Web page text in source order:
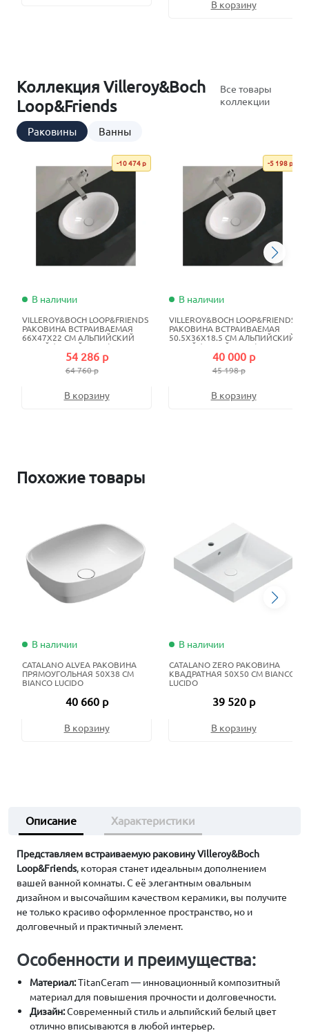
В корзину
Коллекция Villeroy&Boch
Loop&Friends
Все товары
коллекции
Раковины Ванны
-10 474 р
В наличии
VILLEROY&BOCH LOOP&FRIENDS
РАКОВИНА ВСТРАИВАЕМАЯ
66X47X22 СМ АЛЬПИЙСКИЙ
БЕЛЫЙ (БЕЛЫЙ ALPIN)
54 286 р
64 760 р
В корзину
-5 198 р
В наличии
VILLEROY&BOCH LOOP&FRIENDS
РАКОВИНА ВСТРАИВАЕМАЯ
50.5X36X18.5 СМ АЛЬПИЙСКИЙ
БЕЛЫЙ (БЕЛЫЙ ALPIN)
40 000 р
45 198 р
В корзину
Похожие товары
В наличии
CATALANO ALVEA РАКОВИНА
ПРЯМОУГОЛЬНАЯ 50X38 СМ
BIANCO LUCIDO
40 660 р
В корзину
В наличии
CATALANO ZERO РАКОВИНА
КВАДРАТНАЯ 50X50 СМ BIANCO
LUCIDO
39 520 р
В корзину
Описание Характеристики
Представляем встраиваемую раковину Villeroy&Boch
Loop&Friends, которая станет идеальным дополнением
вашей ванной комнаты. С её элегантным овальным
дизайном и высочайшим качеством керамики, вы получите
не только красиво оформленное пространство, но и
долговечный и практичный элемент.
Особенности и преимущества:
Материал:TitanCeram — инновационный композитный
материал для повышения прочности и долговечности.
Дизайн:Современный стиль и альпийский белый цвет
отлично вписываются в любой интерьер.